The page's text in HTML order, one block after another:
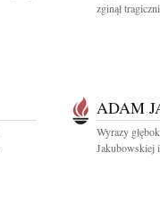
zginął
ADAM
Wyrazy
Jakubowskiej